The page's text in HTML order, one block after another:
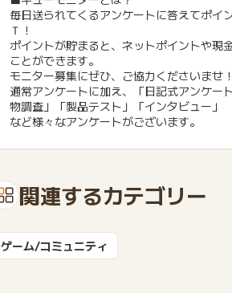
毎日送られてくるアンケートに答えてポイ
Ｔ！
ポイントが貯まると、ネットポイントや現
ことができます。
モニター募集にぜひ、ご協力くださいませ！
通常アンケートに加え、「日記式アンケー
物調査」「製品テスト」「インタビュー」
など様々なアンケートがございます。
関連するカテゴリー
ゲーム/コミュニティ